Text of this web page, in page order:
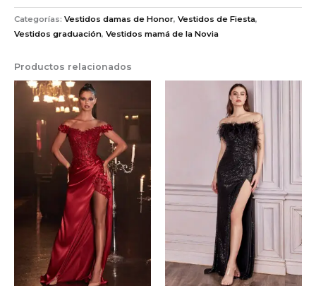
Categorías: Vestidos damas de Honor, Vestidos de Fiesta,
Vestidos graduación, Vestidos mamá de la Novia
Productos relacionados